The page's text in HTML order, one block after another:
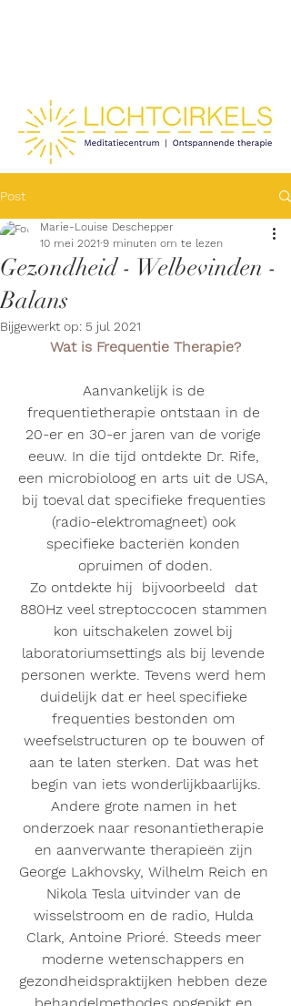
Post
Gezondheid - Welbevinden -
Balans
Marie-Louise Deschepper
10 mei 2021 9 minuten om te lezen
Bijgewerkt op: 5 jul 2021
Wat is Frequentie Therapie?
Aanvankelijk is de
frequentietherapie ontstaan in de
20-er en 30-er jaren van de vorige
eeuw. In die tijd ontdekte Dr. Rife,
een microbioloog en arts uit de USA,
bij toeval dat specifieke frequenties
(radio-elektromagneet) ook
specifieke bacteriën konden
opruimen of doden.
Zo ontdekte hij  bijvoorbeeld  dat
880Hz veel streptoccocen stammen
kon uitschakelen zowel bij
laboratoriumsettings als bij levende
personen werkte. Tevens werd hem
duidelijk dat er heel specifieke
frequenties bestonden om
weefselstructuren op te bouwen of
aan te laten sterken. Dat was het
begin van iets wonderlijkbaarlijks.
Andere grote namen in het
onderzoek naar resonantietherapie
en aanverwante therapieën zijn
George Lakhovsky, Wilhelm Reich en
Nikola Tesla uitvinder van de
wisselstroom en de radio, Hulda
Clark, Antoine Prioré. Steeds meer
moderne wetenschappers en
gezondheidspraktijken hebben deze